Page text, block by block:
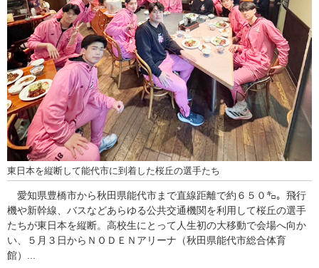
東日本を縦断して能代市に到着した桜丘の選手たち
愛知県豊橋市から秋田県能代市まで直線距離で約６５０㌔。飛行
機や新幹線、バスなどあらゆる公共交通機関を利用して桜丘の選手
たちが東日本を縦断。高校生にとって人生初の大移動で会場へ向か
い、５月３日からＮＯＤＥＮアリーナ（秋田県能代市総合体育
館）...